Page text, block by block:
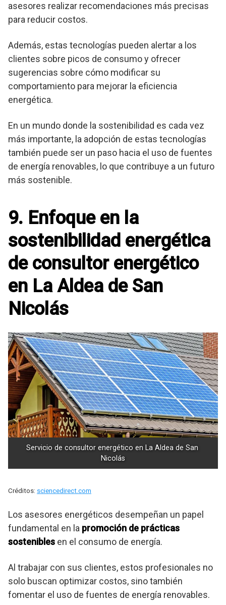
asesores realizar recomendaciones más precisas
para reducir costos.
Además, estas tecnologías pueden alertar a los
clientes sobre picos de consumo y ofrecer
sugerencias sobre cómo modificar su
comportamiento para mejorar la eficiencia
energética.
En un mundo donde la sostenibilidad es cada vez
más importante, la adopción de estas tecnologías
también puede ser un paso hacia el uso de fuentes
de energía renovables, lo que contribuye a un futuro
más sostenible.
9. Enfoque en la
sostenibilidad energética
de consultor energético
en La Aldea de San
Nicolás
Servicio de consultor energético en La Aldea de San
Nicolás
Créditos: sciencedirect.com
Los asesores energéticos desempeñan un papel
fundamental en la promoción de prácticas
sostenibles en el consumo de energía.
Al trabajar con sus clientes, estos profesionales no
solo buscan optimizar costos, sino también
fomentar el uso de fuentes de energía renovables.